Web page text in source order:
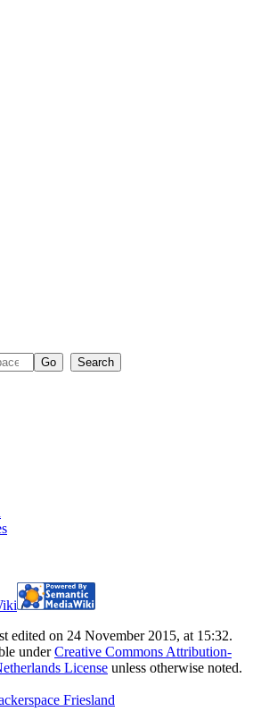
edited on 24 November 2015, at 15:32.
underCreative Commons Attribution-
License unless otherwise noted.
Friesland